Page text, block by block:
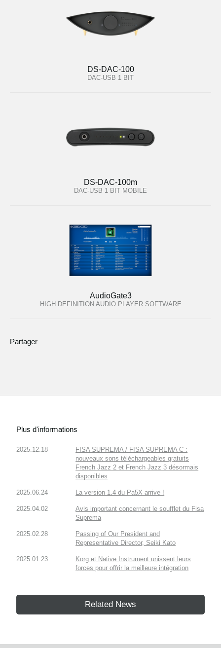
DS-DAC-100
DAC-USB 1 BIT
DS-DAC-100m
DAC-USB 1 BIT MOBILE
AudioGate3
HIGH DEFINITION AUDIO PLAYER SOFTWARE
Partager
Plus d'informations
2025.12.18
FISA SUPREMA / FISA SUPREMA C :
nouveaux sons téléchargeables gratuits
French Jazz 2 et French Jazz 3 désormais
disponibles
2025.06.24 La version 1.4 du Pa5X arrive !
2025.04.02
Avis important concernant le soufflet du Fisa
Suprema
2025.02.28
Passing of Our President and
Representative Director, Seiki Kato
2025.01.23
Korg et Native Instrument unissent leurs
forces pour offrir la meilleure intégration
Related News